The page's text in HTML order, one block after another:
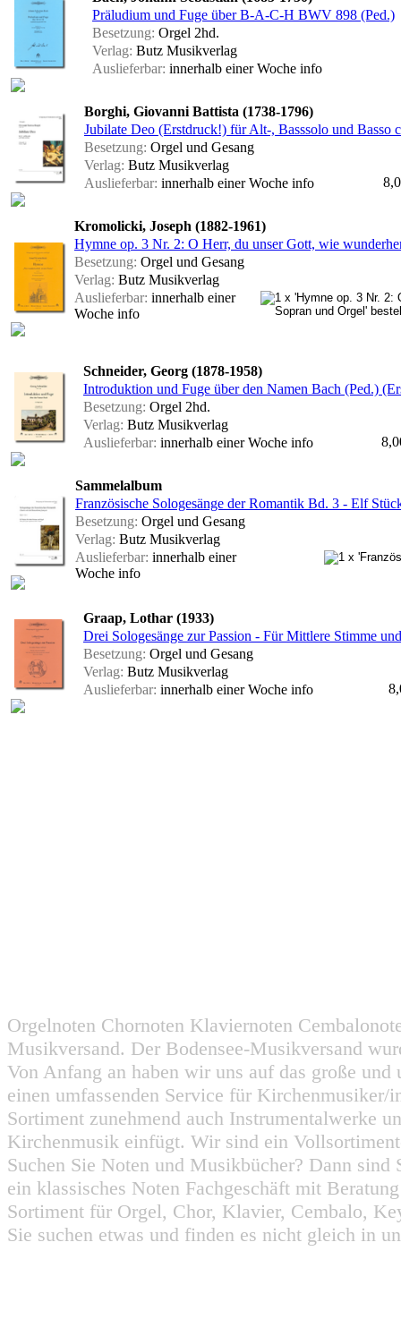
Präludium und Fuge über B-A-C-H BWV 898 (Ped.)
Besetzung: Orgel 2hd.
Verlag: Butz Musikverlag
Auslieferbar: innerhalb einer Woche info
Borghi, Giovanni Battista (1738-1796)
Jubilate Deo (Erstdruck!) für Alt-, Basssolo und Basso
Besetzung: Orgel und Gesang
Verlag: Butz Musikverlag
Auslieferbar: innerhalb einer Woche info
Kromolicki, Joseph (1882-1961)
Hymne op. 3 Nr. 2: O Herr, du unser Gott, wie
Besetzung: Orgel und Gesang
Verlag: Butz Musikverlag
Auslieferbar: innerhalb einer
Woche info
Schneider, Georg (1878-1958)
Introduktion und Fuge über den Namen Bach (Ped.)
Besetzung: Orgel 2hd.
Verlag: Butz Musikverlag
Auslieferbar: innerhalb einer Woche info
Sammelalbum
Französische Sologesänge der Romantik Bd. 3 - Elf
Besetzung: Orgel und Gesang
Verlag: Butz Musikverlag
Auslieferbar: innerhalb einer
Woche info
Graap, Lothar (1933)
Drei Sologesänge zur Passion - Für Mittlere Stimme
Besetzung: Orgel und Gesang
Verlag: Butz Musikverlag
Auslieferbar: innerhalb einer Woche info
Orgelnoten Chornoten Klaviernoten
Musikversand. Der Bodensee-Musikversand
Von Anfang an haben wir uns auf das große
einen umfassenden Service für
Sortiment zunehmend auch Instrumentalwerke
Kirchenmusik einfügt. Wir sind ein
Suchen Sie Noten und Musikbücher? Dann
ein klassisches Noten Fachgeschäft mit
Sortiment für Orgel, Chor, Klavier, Cembalo,
Sie suchen etwas und finden es nicht gleich in